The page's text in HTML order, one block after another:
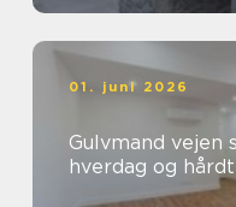
01. juni 2026
Gulvmand vejen stærke industrigulve til
hverdag og